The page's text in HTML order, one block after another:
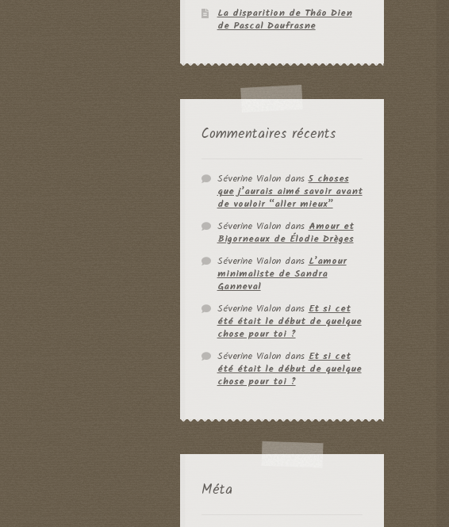
La disparition de Thâo Dien
de Pascal Daufrasne
Commentaires récents
Séverine Vialondans5 choses
que j’aurais aimé savoir avant
de vouloir “aller mieux”
Séverine VialondansAmour et
Bigorneaux de Élodie Drèges
Séverine VialondansL’amour
minimaliste de Sandra
Ganneval
Séverine VialondansEt si cet
été était le début de quelque
chose pour toi ?
Séverine VialondansEt si cet
été était le début de quelque
chose pour toi ?
Méta